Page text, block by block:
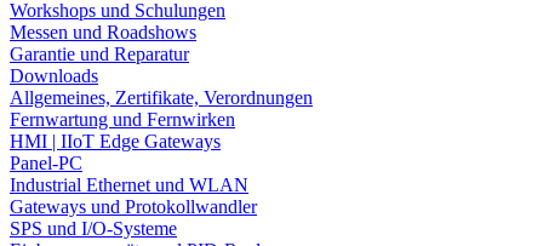
Workshops und Schulungen
Messen und Roadshows
Garantie und Reparatur
Downloads
Allgemeines, Zertifikate, Verordnungen
Fernwartung und Fernwirken
HMI | IIoT Edge Gateways
Panel-PC
Industrial Ethernet und WLAN
Gateways und Protokollwandler
SPS und I/O-Systeme